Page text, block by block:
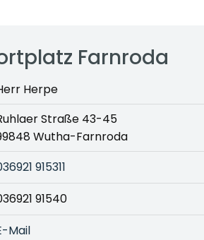
Farnroda
Herpe
Straße 43-45
Wutha-Farnroda
915311
91540
Mail